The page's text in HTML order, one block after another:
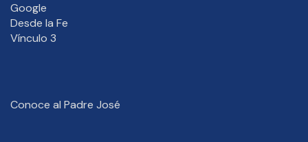
Google
Desde la Fe
Vínculo 3
Conoce al Padre José